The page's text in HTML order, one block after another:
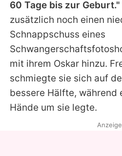
60 Tage bis zur Geburt."
zusätzlich noch einen
Schnappschuss eines
mit ihrem Oskar hinzu.
schmiegte sie sich auf
bessere Hälfte, während
Hände um sie legte.
Anzeige